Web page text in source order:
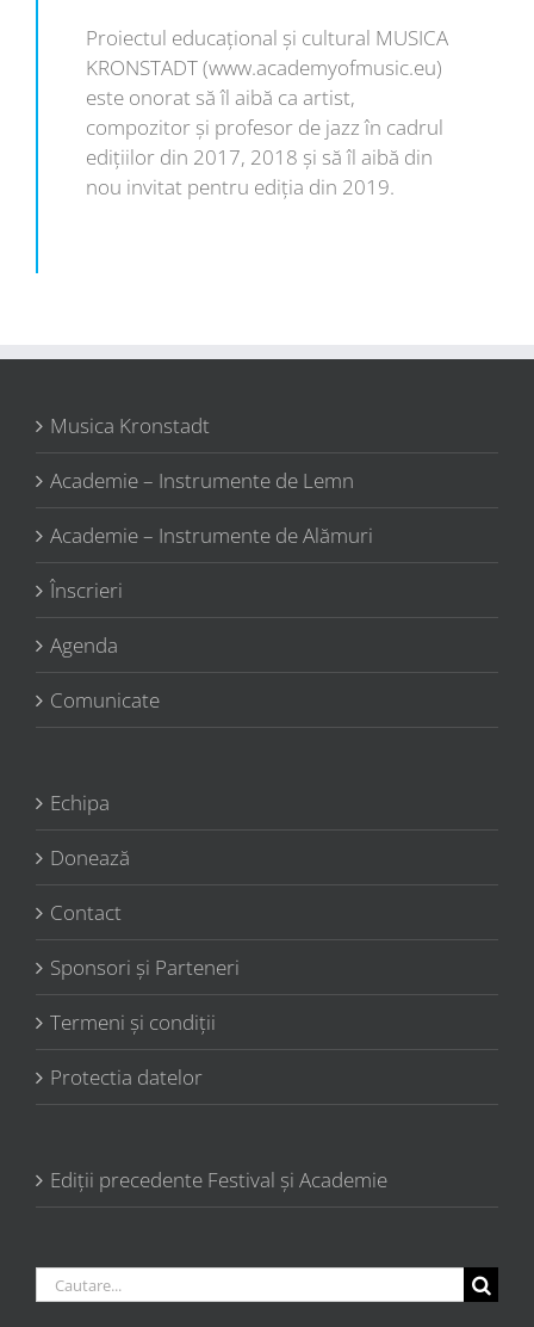
Proiectul educațional și cultural MUSICA
KRONSTADT (www.academyofmusic.eu)
este onorat să îl aibă ca artist,
compozitor și profesor de jazz în cadrul
edițiilor din 2017, 2018 și să îl aibă din
nou invitat pentru ediția din 2019.
Musica Kronstadt
Academie – Instrumente de Lemn
Academie – Instrumente de Alămuri
Înscrieri
Agenda
Comunicate
Echipa
Donează
Contact
Sponsori şi Parteneri
Termeni şi condiţii
Protectia datelor
Ediții precedente Festival și Academie
Cautare...